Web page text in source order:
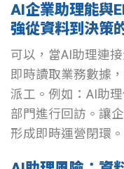
AI企業助理能與
強從資料到決策
可以，當AI助理連
即時讀取業務數據
派工。例如：AI助
部門進行回訪。讓
形成即時運營閉環。